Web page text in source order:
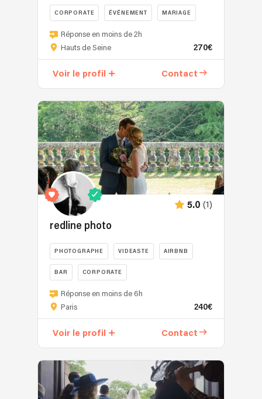
CORPORATE ÉVÉNEMENT MARIAGE
Réponse en moins de 2h
Hauts de Seine
270€
Voir le profil Contact
5.0 (1)
redline photo
PHOTOGRAPHE VIDEASTE AIRBNB
BAR CORPORATE
Réponse en moins de 6h
Paris
240€
Voir le profil Contact